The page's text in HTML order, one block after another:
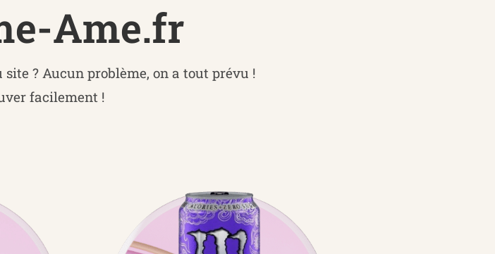
Ame.fr
? Aucun problème, on a tout prévu !
facilement !